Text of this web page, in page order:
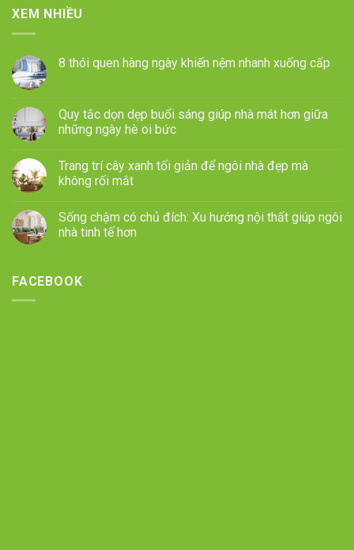
XEM NHIỀU
8 thói quen hàng ngày khiến nệm nhanh xuống cấp
Quy tắc dọn dẹp buổi sáng giúp nhà mát hơn giữa
những ngày hè oi bức
Trang trí cây xanh tối giản để ngôi nhà đẹp mà
không rối mắt
Sống chậm có chủ đích: Xu hướng nội thất giúp ngôi
nhà tinh tế hơn
FACEBOOK